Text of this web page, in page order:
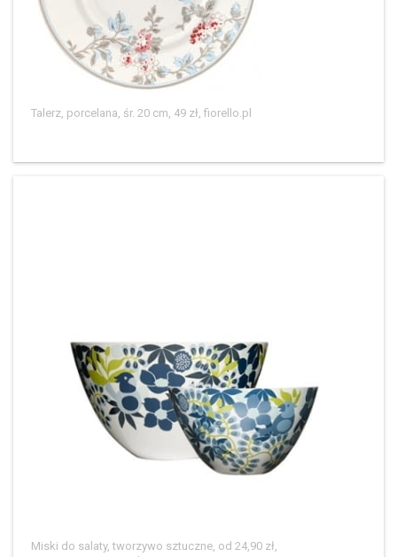
Talerz, porcelana, śr. 20 cm, 49 zł, fiorello.pl
Miski do salaty, tworzywo sztuczne, od 24,90 zł,